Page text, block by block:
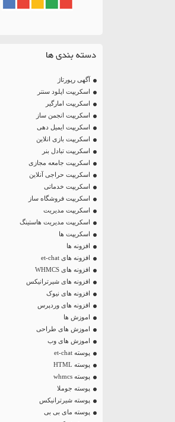
دسته بندی ها
آگهی رپورتاژ
اسکریپت اپلود سنتر
اسکریپت امارگیر
اسکریپت انجمن ساز
اسکریپت ایمیل دهی
اسکریپت بازی انلاین
اسکریپت تبادل بنر
اسکریپت جامعه مجازی
اسکریپت حراجی آنلاین
اسکریپت خدماتی
اسکریپت فروشگاه ساز
اسکریپت مدیریت
اسکریپت مدیریت هاستینگ
اسکریپت ها
افزونه ها
افزونه های et-chat
افزونه های WHMCS
افزونه های شیرترانیکس
افزونه های نیوک
افزونه های وردپرس
اموزش ها
اموزش های طراحی
اموزش های وب
پوسته et-chat
پوسته HTML
پوسته whmcs
پوسته جوملا
پوسته شیرترانیکس
پوسته مای بی بی